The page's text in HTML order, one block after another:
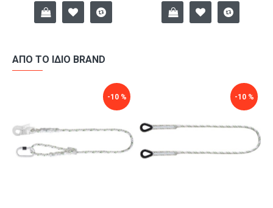
ΑΠΌ ΤΟ ΊΔΙΟ BRAND
-10 % -10 %